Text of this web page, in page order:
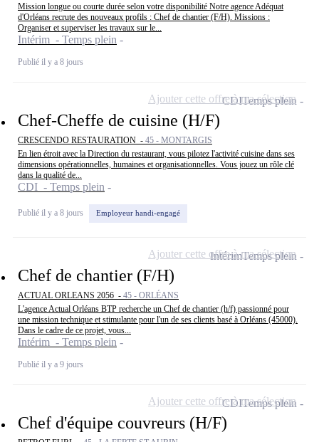
Mission longue ou courte durée selon votre disponibilité Notre agence Adéquat
d'Orléans recrute des nouveaux profils : Chef de chantier (F/H). Missions :
Organiser et superviser les travaux sur le...
Intérim - Temps plein
Publié il y a 8 jours
Chef-Cheffe de cuisine (H/F)
CRESCENDO RESTAURATION - 45 - MONTARGIS
En lien étroit avec la Direction du restaurant, vous pilotez l'activité cuisine dans ses
dimensions opérationnelles, humaines et organisationnelles. Vous jouez un rôle clé
dans la qualité de...
CDI - Temps plein
Publié il y a 8 jours Employeur handi-engagé
CDITemps plein
Ajouter cette offre à ma sélection
Chef de chantier (F/H)
ACTUAL ORLEANS 2056 - 45 - ORLÉANS
L'agence Actual Orléans BTP recherche un Chef de chantier (h/f) passionné pour
une mission technique et stimulante pour l'un de ses clients basé à Orléans (45000).
Dans le cadre de ce projet, vous...
Intérim - Temps plein
Publié il y a 9 jours
IntérimTemps plein
Ajouter cette offre à ma sélection
Chef d'équipe couvreurs (H/F)
CDITemps plein
Ajouter cette offre à ma sélection